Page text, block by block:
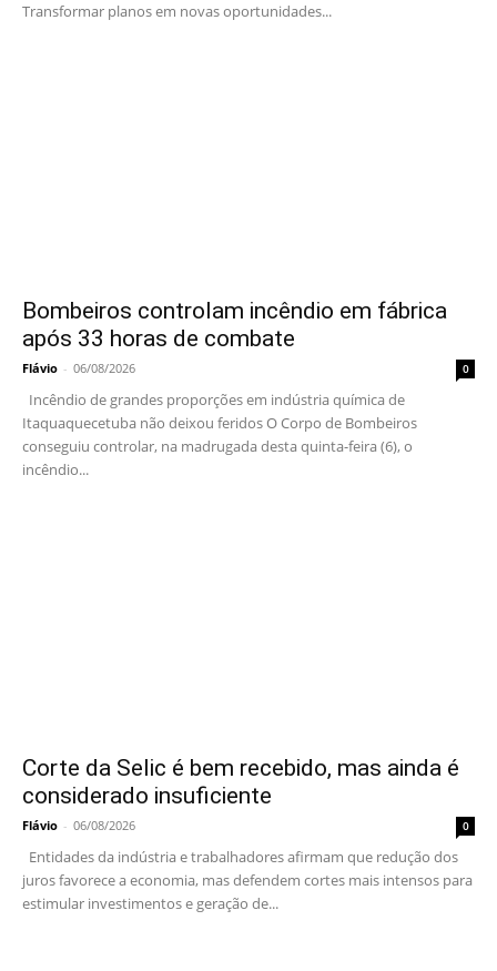
Transformar planos em novas oportunidades...
Bombeiros controlam incêndio em fábrica
após 33 horas de combate
Flávio - 06/08/2026 0
Incêndio de grandes proporções em indústria química de
Itaquaquecetuba não deixou feridos O Corpo de Bombeiros
conseguiu controlar, na madrugada desta quinta-feira (6), o
incêndio...
Corte da Selic é bem recebido, mas ainda é
considerado insuficiente
Flávio - 06/08/2026 0
Entidades da indústria e trabalhadores afirmam que redução dos
juros favorece a economia, mas defendem cortes mais intensos para
estimular investimentos e geração de...